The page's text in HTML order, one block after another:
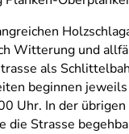
Witterung und
als
beginnen
Uhr. In der übrigen
die Strasse